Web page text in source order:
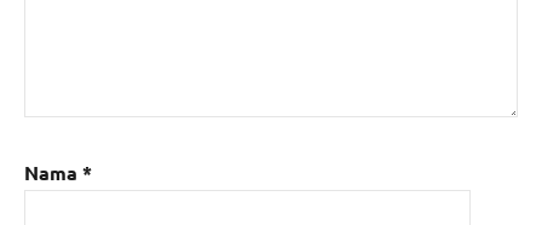
Nama *